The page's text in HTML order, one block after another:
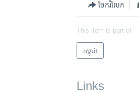
ចែករំលែក
This item is part of
កម្ពុជា
Links